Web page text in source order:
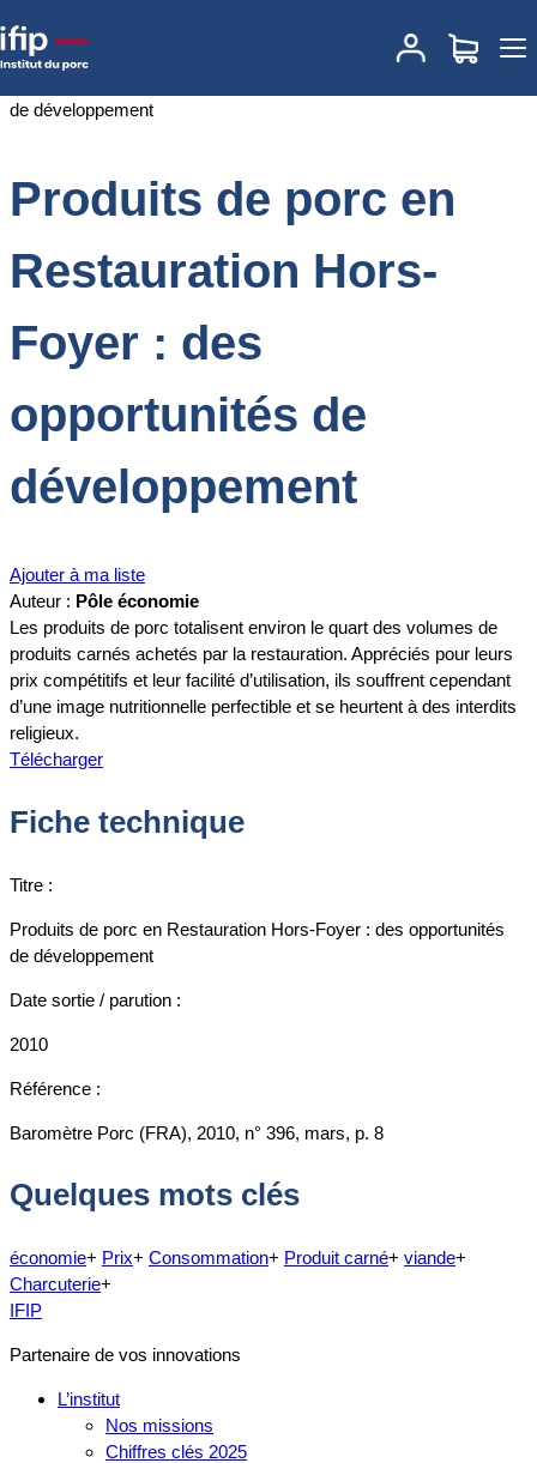
Accueil
Produits de porc en Restauration Hors-
Foyer : des opportunités de développement
Produits de porc en
Restauration Hors-
Foyer : des
opportunités de
développement
Ajouter à ma liste
Auteur : Pôle économie
Les produits de porc totalisent environ le quart des volumes de
produits carnés achetés par la restauration. Appréciés pour leurs
prix compétitifs et leur facilité d’utilisation, ils souffrent cependant
d’une image nutritionnelle perfectible et se heurtent à des interdits
religieux.
Télécharger
Fiche technique
Titre :
Produits de porc en Restauration Hors-Foyer : des opportunités
de développement
Date sortie / parution :
2010
Référence :
Baromètre Porc (FRA), 2010, n° 396, mars, p. 8
Quelques mots clés
économie+ Prix+ Consommation+ Produit carné+ viande+
Charcuterie+
IFIP
Partenaire de vos innovations
L’institut
Nos missions
Chiffres clés 2025